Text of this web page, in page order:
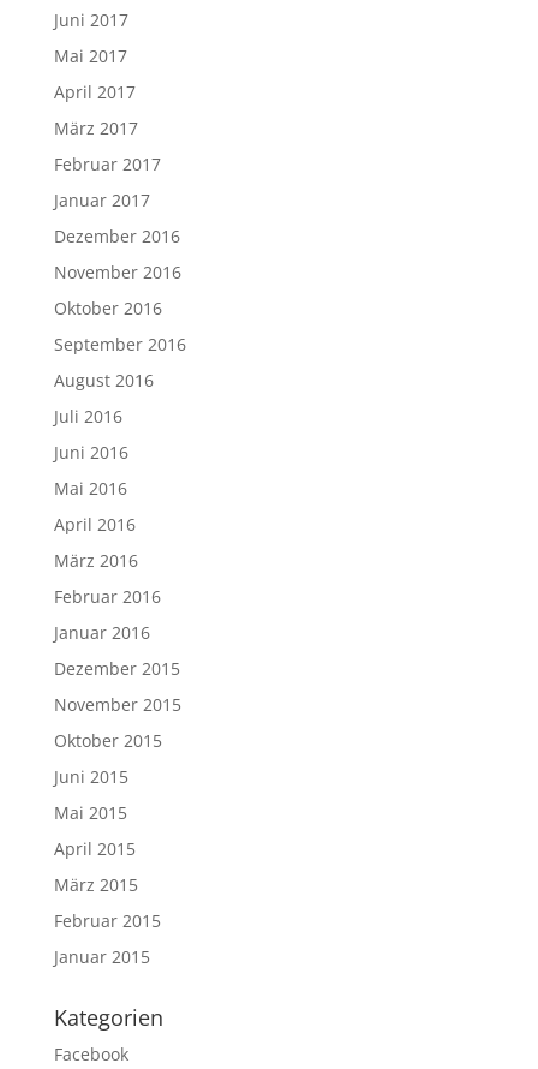
Juni 2017
Mai 2017
April 2017
März 2017
Februar 2017
Januar 2017
Dezember 2016
November 2016
Oktober 2016
September 2016
August 2016
Juli 2016
Juni 2016
Mai 2016
April 2016
März 2016
Februar 2016
Januar 2016
Dezember 2015
November 2015
Oktober 2015
Juni 2015
Mai 2015
April 2015
März 2015
Februar 2015
Januar 2015
Kategorien
Facebook